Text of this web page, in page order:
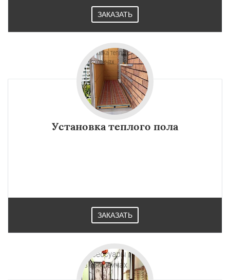
ЗАКАЗАТЬ
Установка теплого пола
ЗАКАЗАТЬ